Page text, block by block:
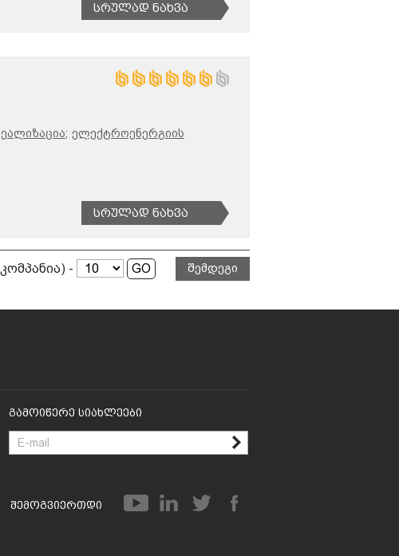
Სრულად Ნახვა
ელექტროენერგიის
Სრულად Ნახვა
შემდეგი
-
Გამოიწერე Სიახლეები
Შემოგვიერთდი